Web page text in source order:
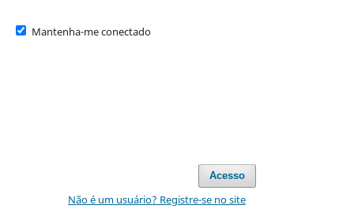
Mantenha-me conectado
Acesso
Não é um usuário? Registre-se no site